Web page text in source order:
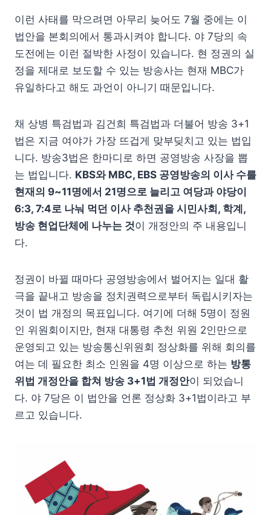
이런 사태를 막으려면 아무리 늦어도 7월 중에는 이
법안을 본회의에서 통과시켜야 합니다. 야 7당의 속
도전에는 이런 절박한 사정이 있습니다. 현 정권의 실
정을 제대로 보도할 수 있는 방송사는 현재 MBC가
유일하다고 해도 과언이 아니기 때문입니다.
채 상병 특검법과 김건희 특검법과 더불어 방송 3+1
법은 지금 여야가 가장 뜨겁게 맞부딪치고 있는 법입
니다. 방송3법은 한마디로 하면 공영방송 사장을 뽑
는 법입니다. KBS와 MBC, EBS 공영방송의 이사 수를
현재의 9~11명에서 21명으로 늘리고 여당과 야당이
6:3, 7:4로 나눠 먹던 이사 추천권을 시민사회, 학계,
방송 현업단체에 나누는 것이 개정안의 주 내용입니
다.
정권이 바뀔 때마다 공영방송에서 벌어지는 일대 활
극을 끝내고 방송을 정치권력으로부터 독립시키자는
것이 법 개정의 목표입니다. 여기에 더해 5명이 정원
인 위원회이지만, 현재 대통령 추천 위원 2인만으로
운영되고 있는 방송통신위원회 정상화를 위해 회의를
여는 데 필요한 최소 인원을 4명 이상으로 하는 방통
위법 개정안을 합쳐 방송 3+1법 개정안이 되었습니
다. 야 7당은 이 법안을 언론 정상화 3+1법이라고 부
르고 있습니다.